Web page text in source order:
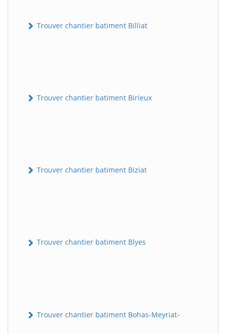
Trouver chantier batiment Billiat
Trouver chantier batiment Birieux
Trouver chantier batiment Biziat
Trouver chantier batiment Blyes
Trouver chantier batiment Bohas-Meyriat-